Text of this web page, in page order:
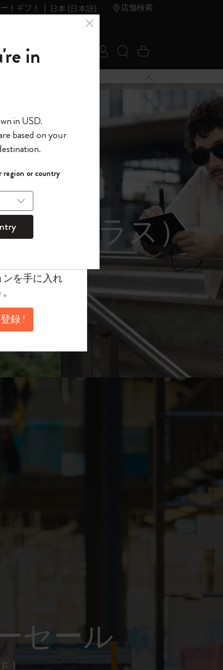
トギフト 日本 (日本語) 店舗検索
ール
ログイン
パスワードを表示
保存する
検索 (キーワード
カート 0 アイ
メニューを閉じる
サングラス）
示1
セール
ようこそ
、コード
力すると、初
無料になり
レット品は
を手に入れ
録 !
in
in USD.
based on your
or country